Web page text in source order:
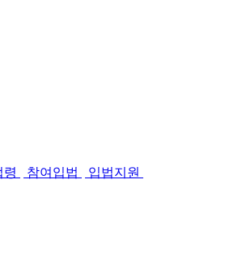
령 참여입법
입법지원